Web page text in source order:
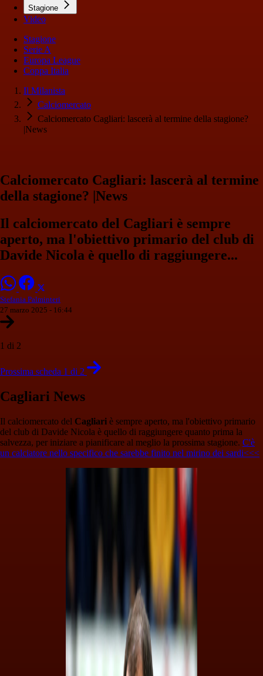
Stagione
Video
Stagione
Serie A
Europa League
Coppa Italia
Il Milanista
Calciomercato
Calciomercato Cagliari: lascerà al termine della stagione?
|News
Calciomercato Cagliari: lascerà al termine
della stagione? |News
Il calciomercato del Cagliari è sempre
aperto, ma l'obiettivo primario del club di
Davide Nicola è quello di raggiungere...
Stefania Palminteri
27 marzo 2025 - 16:44
1 di 2
Prossima scheda 1 di 2
Cagliari News
Il calciomercato del Cagliari è sempre aperto, ma l'obiettivo primario
del club di Davide Nicola è quello di raggiungere quanto prima la
salvezza, per iniziare a pianificare al meglio la prossima stagione. C'è
un calciatore nello specifico che sarebbe finito nel mirino dei sardi<<<